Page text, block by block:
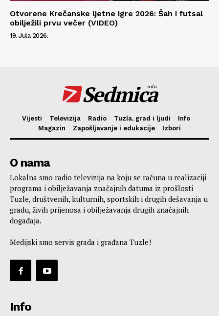
Otvorene Krečanske ljetne igre 2026: Šah i futsal
obilježili prvu večer (VIDEO)
19. Jula 2026.
Sedmica
info
Vijesti Televizija Radio Tuzla, grad i ljudi
Info
Magazin
Zapošljavanje i edukacije Izbori
O nama
Lokalna smo radio televizija na koju se računa u realizaciji
programa i obilježavanja značajnih datuma iz prošlosti
Tuzle, društvenih, kulturnih, sportskih i drugih dešavanja u
gradu, živih prijenosa i obilježavanja drugih značajnih
događaja.
Medijski smo servis grada i građana Tuzle!
Info